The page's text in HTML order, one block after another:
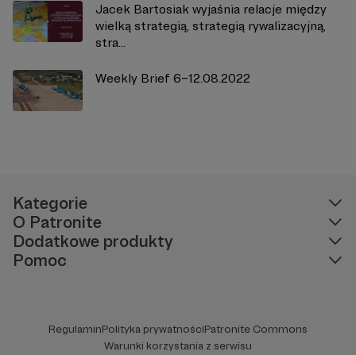
Jacek Bartosiak wyjaśnia relacje między
wielką strategią, strategią rywalizacyjną,
stra...
Weekly Brief 6–12.08.2022
Kategorie
O Patronite
Dodatkowe produkty
Pomoc
RegulaminPolityka prywatnościPatronite Commons
Warunki korzystania z serwisu